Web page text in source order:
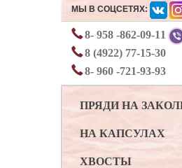
МЫ В СОЦСЕТЯХ:
8- 958 -862-09-11
8 (4922) 77-15-30
8- 960 -721-93-93
ПРЯДИ НА
НА КАПСУЛАХ
ХВОСТЫ